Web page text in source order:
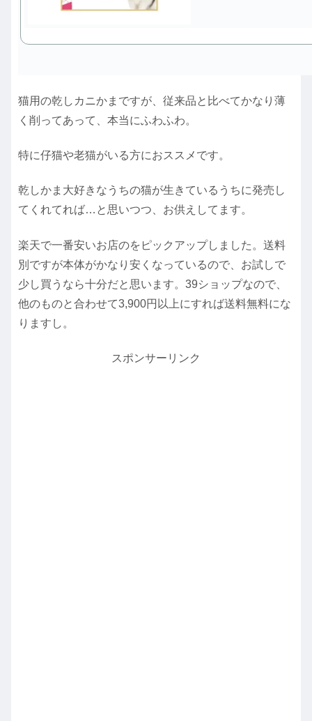
猫用の乾しカニかまですが、従来品と比べてかなり薄
く削ってあって、本当にふわふわ。
特に仔猫や老猫がいる方におススメです。
乾しかま大好きなうちの猫が生きているうちに発売し
てくれてれば…と思いつつ、お供えしてます。
楽天で一番安いお店のをピックアップしました。送料
別ですが本体がかなり安くなっているので、お試しで
少し買うなら十分だと思います。39ショップなので、
他のものと合わせて3,900円以上にすれば送料無料にな
りますし。
スポンサーリンク